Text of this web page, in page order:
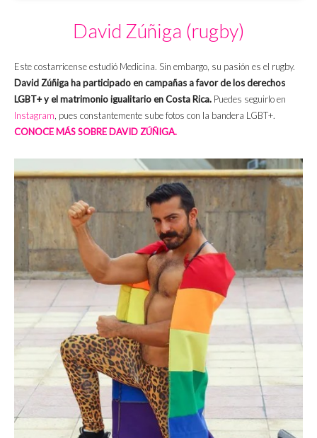
David Zúñiga (rugby)
Este costarricense estudió Medicina. Sin embargo, su pasión es el rugby.
David Zúñiga ha participado en campañas a favor de los derechos
LGBT+ y el matrimonio igualitario en Costa Rica. Puedes seguirlo en
Instagram, pues constantemente sube fotos con la bandera LGBT+.
CONOCE MÁS SOBRE DAVID ZÚÑIGA.